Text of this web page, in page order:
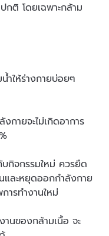
กติ โดยเฉพาะกล้าม
ำให้ร่างกายบ่อยๆ
ายจะไม่เกิดอาการ
กิจกรรมใหม่ ควรยืด
และหยุดออกกำลังกาย
ารทำงานใหม่
นของกล้ามเนื้อ จะ